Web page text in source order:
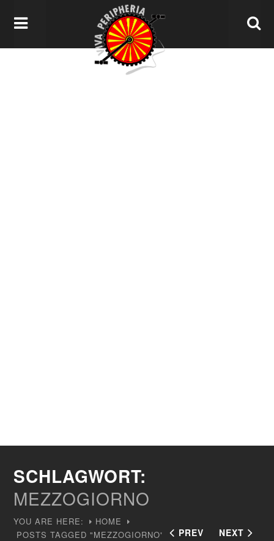
SCHLAGWORT:
MEZZOGIORNO
YOU ARE HERE:
HOME
POSTS TAGGED "MEZZOGIORNO"
PREV NEXT